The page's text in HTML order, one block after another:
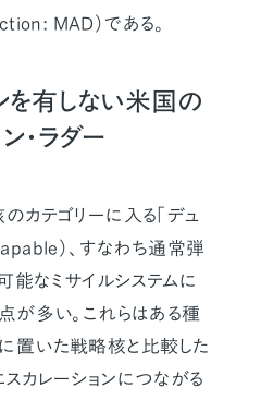
MAD）である。
を有しない米国の
・ラダー
カテゴリーに入る「デュ
）、すなわち通常弾
なミサイルシステムに
が多い。これらはある種
置いた戦略核と比較した
カレーションにつながる